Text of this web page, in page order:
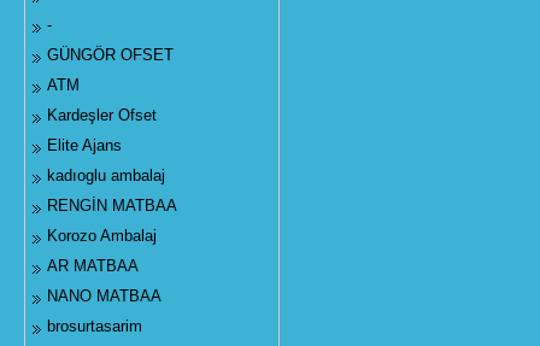
-
GÜNGÖR OFSET
ATM
Kardeşler Ofset
Elite Ajans
kadıoglu ambalaj
RENGİN MATBAA
Korozo Ambalaj
AR MATBAA
NANO MATBAA
brosurtasarim